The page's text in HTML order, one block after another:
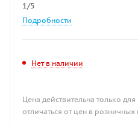
1/5
Подробности
Нет в наличии
Цена действительна только
отличаться от цен в розничных